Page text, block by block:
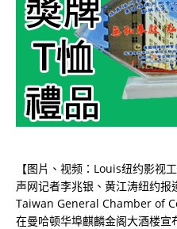
【图片、视频：Louis纽约影视
声网记者李兆银、黄江涛纽约
Taiwan General Chamber of
在曼哈顿华埠麒麟金阁大酒楼